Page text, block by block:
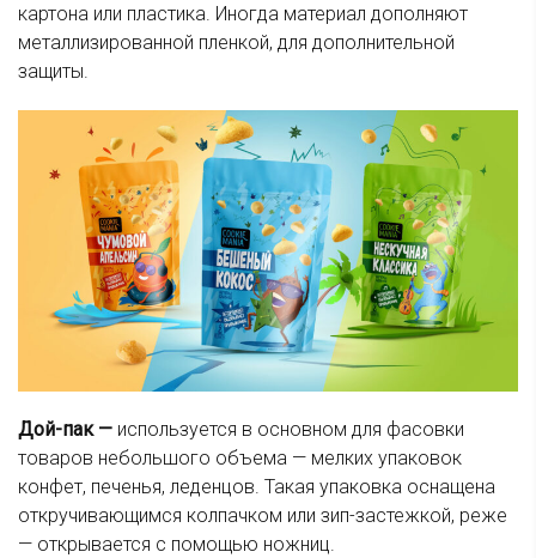
картона или пластика. Иногда материал дополняют
металлизированной пленкой, для дополнительной
защиты.
Дой-пак— используется в основном для фасовки
товаров небольшого объема — мелких упаковок
конфет, печенья, леденцов. Такая упаковка оснащена
откручивающимся колпачком или зип-застежкой, реже
— открывается с помощью ножниц.